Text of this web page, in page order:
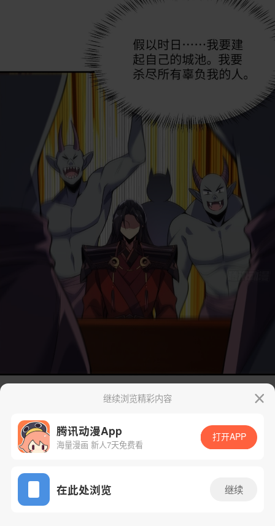
App免费看
继续浏览精彩内容
腾讯动漫App
海量漫画 新人7天免费看
打开APP
在此处浏览 继续